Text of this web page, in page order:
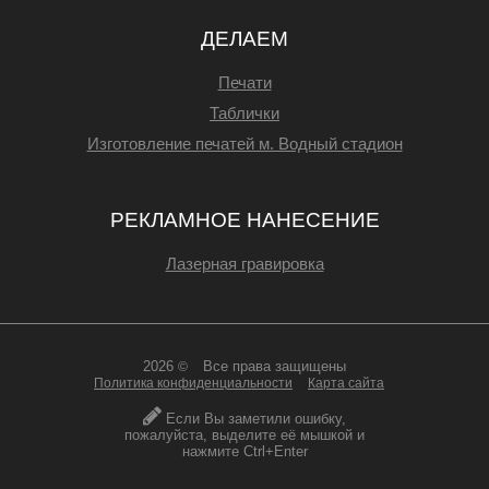
ДЕЛАЕМ
Печати
Таблички
Изготовление печатей м. Водный стадион
РЕКЛАМНОЕ НАНЕСЕНИЕ
Лазерная гравировка
2026 © Все права защищены
Политика конфиденциальности Карта сайта
Если Вы заметили ошибку,
пожалуйста, выделите её мышкой и
нажмите Ctrl+Enter